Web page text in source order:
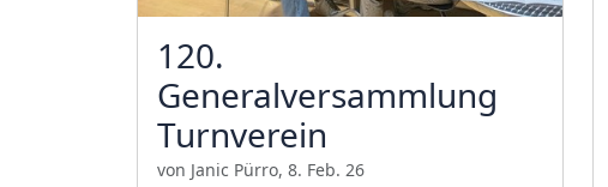
120.
Generalversammlung
Turnverein
von Janic Pürro, 8. Feb. 26